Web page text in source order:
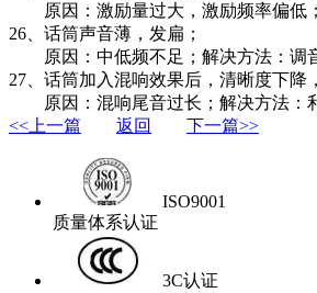
原因：激励量过大，激励频率偏低
26、话筒声音薄，发扁；
原因：中低频不足；解决方法：调音
27、话筒加入混响效果后，清晰度下降
原因：混响尾音过长；解决方法：利
<<上一篇
返回 下一篇>>
ISO9001
质量体系认证
3C认证